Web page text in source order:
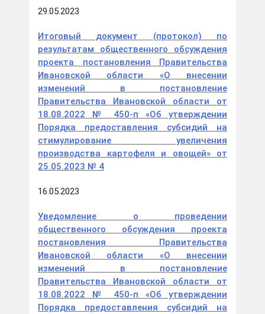
29.05.2023
Итоговый документ (протокол) по
результатам общественного обсуждения
проекта постановления Правительства
Ивановской области «О внесении
изменений в постановление
Правительства Ивановской области от
18.08.2022 № 450-п «Об утверждении
Порядка предоставления субсидий на
стимулирование увеличения
производства картофеля и овощей» от
25.05.2023 № 4
16.05.2023
Уведомление о проведении
общественного обсуждения проекта
постановления Правительства
Ивановской области «О внесении
изменений в постановление
Правительства Ивановской области от
18.08.2022 № 450-п «Об утверждении
Порядка предоставления субсидий на